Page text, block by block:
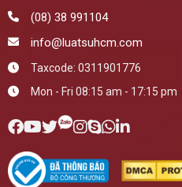
(08) 38 991104
info@luatsuhcm.com
Taxcode: 0311901776
Mon - Fri 08:15 am - 17:15 pm